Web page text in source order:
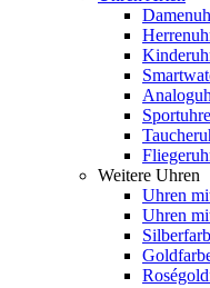
Weitere Uhren
Uhren
Uhren